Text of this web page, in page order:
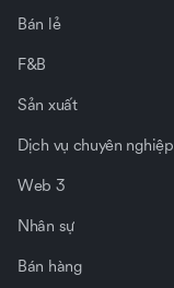
Bán lẻ
F&B
Sản xuất
Dịch vụ chuyên nghiệp
Web 3
Nhân sự
Bán hàng